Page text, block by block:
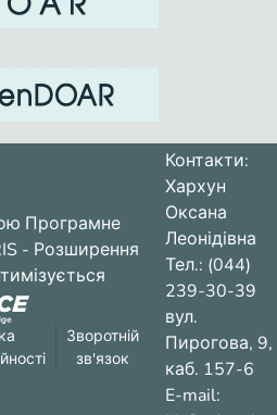
Програмне
- Розширення
Зворотній
зв'язок
Контакти:
Хархун
Оксана
Леонідівна
Тел.: (044)
239-30-39
вул.
Пирогова, 9,
каб. 157-6
E-mail: